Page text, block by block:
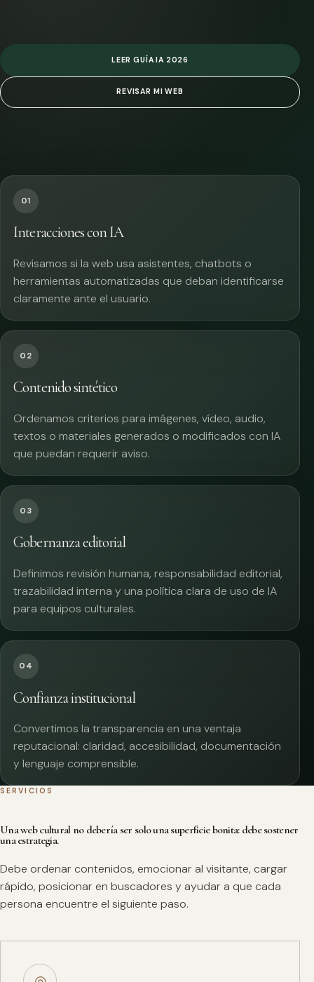
LEER GUÍA IA 2026
REVISAR MI WEB
01
Interacciones con IA
Revisamos si la web usa asistentes, chatbots o
herramientas automatizadas que deban identificarse
claramente ante el usuario.
02
Contenido sintético
Ordenamos criterios para imágenes, vídeo, audio,
textos o materiales generados o modificados con IA
que puedan requerir aviso.
03
Gobernanza editorial
Definimos revisión humana, responsabilidad editorial,
trazabilidad interna y una política clara de uso de IA
para equipos culturales.
04
Confianza institucional
Convertimos la transparencia en una ventaja
reputacional: claridad, accesibilidad, documentación
y lenguaje comprensible.
SERVICIOS
Una web cultural no debería ser solo una superficie bonita: debe sostener
una estrategia.
Debe ordenar contenidos, emocionar al visitante, cargar
rápido, posicionar en buscadores y ayudar a que cada
persona encuentre el siguiente paso.